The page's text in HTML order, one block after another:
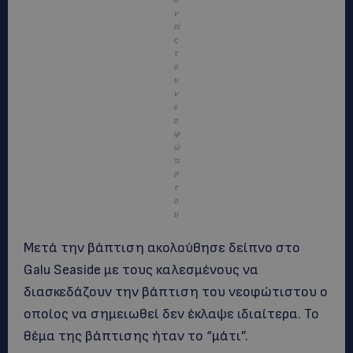
ν
εί
ς
τ
ο
υ
ν
ε
ο
φ
ώ
τι
σ
τ
ο
υ
Μετά την βάπτιση ακολούθησε δείπνο στο
Galu Seaside με τους καλεσμένους να
διασκεδάζουν την βάπτιση του νεοφώτιστου ο
οποίος να σημειωθεί δεν έκλαψε ιδιαίτερα. Το
θέμα της βάπτισης ήταν το “μάτι”.